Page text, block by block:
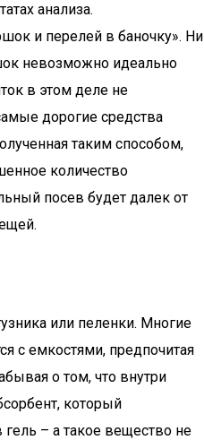
анализа.
и перелей в баночку». Ни
невозможно идеально
в этом деле не
дорогие средства
таким способом,
количество
посев будет далек от
или пеленки. Многие
с емкостями, предпочитая
о том, что внутри
который
– а такое вещество не